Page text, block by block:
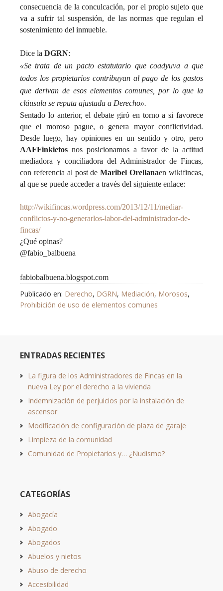
consecuencia de la conculcación, por el propio sujeto que
va a sufrir tal suspensión, de las normas que regulan el
sostenimiento del inmueble.
Dice la DGRN:
«Se trata de un pacto estatutario que coadyuva a que
todos los propietarios contribuyan al pago de los gastos
que derivan de esos elementos comunes, por lo que la
cláusula se reputa ajustada a Derecho».
Sentado lo anterior, el debate giró en torno a si favorece
que el moroso pague, o genera mayor conflictividad.
Desde luego, hay opiniones en un sentido y otro, pero
AAFFinkietos nos posicionamos a favor de la actitud
mediadora y conciliadora del Administrador de Fincas,
con referencia al post deMaribel Orellanaen wikifincas,
al que se puede acceder a través del siguiente enlace:
http://wikifincas.wordpress.com/2013/12/11/mediar-
conflictos-y-no-generarlos-labor-del-administrador-de-
fincas/
¿Qué opinas?
@fabio_balbuena
fabiobalbuena.blogspot.com
Publicado en: Derecho, DGRN, Mediación, Morosos,
Prohibición de uso de elementos comunes
ENTRADAS RECIENTES
La figura de los Administradores de Fincas en la
nueva Ley por el derecho a la vivienda
Indemnización de perjuicios por la instalación de
ascensor
Modificación de configuración de plaza de garaje
Limpieza de la comunidad
Comunidad de Propietarios y… ¿Nudismo?
CATEGORÍAS
Abogacía
Abogado
Abogados
Abuelos y nietos
Abuso de derecho
Accesibilidad